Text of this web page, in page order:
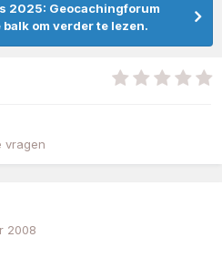
2025: Geocachingforum
om verder te lezen.
vragen
2008